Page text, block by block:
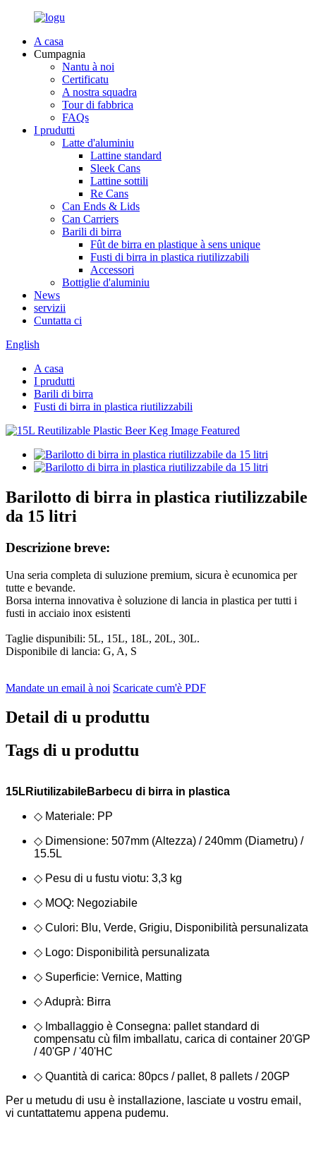
A casa
Cumpagnia
Nantu à noi
Certificatu
A nostra squadra
Tour di fabbrica
FAQs
I prudutti
Latte d'aluminiu
Lattine standard
Sleek Cans
Lattine sottili
Re Cans
Can Ends & Lids
Can Carriers
Barili di birra
Fût de birra en plastique à sens unique
Fusti di birra in plastica riutilizzabili
Accessori
Bottiglie d'aluminiu
News
servizii
Cuntatta ci
English
A casa
I prudutti
Barili di birra
Fusti di birra in plastica riutilizzabili
Barilotto di birra in plastica riutilizzabile
da 15 litri
Descrizione breve:
Una seria completa di suluzione premium, sicura è ecunomica per
tutte e bevande.
Borsa interna innovativa è soluzione di lancia in plastica per tutti i
fusti in acciaio inox esistenti
Taglie dispunibili: 5L, 15L, 18L, 20L, 30L.
Disponibile di lancia: G, A, S
Mandate un email à noi Scaricate cum'è PDF
Detail di u produttu
Tags di u produttu
15LRiutilizabileBarbecu di birra in plastica
◇ Materiale: PP
◇ Dimensione: 507mm (Altezza) / 240mm (Diametru) /
15.5L
◇ Pesu di u fustu viotu: 3,3 kg
◇ MOQ: Negoziabile
◇ Culori: Blu, Verde, Grigiu, Disponibilità persunalizata
◇ Logo: Disponibilità persunalizata
◇ Superficie: Vernice, Matting
◇ Aduprà: Birra
◇ Imballaggio è Consegna: pallet standard di
compensatu cù film imballatu, carica di container 20'GP
/ 40'GP / '40'HC
◇ Quantità di carica: 80pcs / pallet, 8 pallets / 20GP
Per u metudu di usu è installazione, lasciate u vostru email,
vi cuntattatemu appena pudemu.